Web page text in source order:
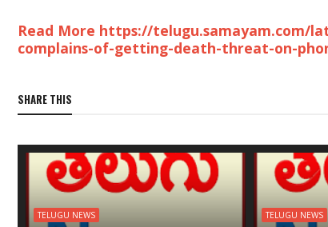
Read More https://telugu.samayam.com/
complains-of-getting-death-threat-on-
SHARE THIS
TELUGU NEWS TELUGU NEWS